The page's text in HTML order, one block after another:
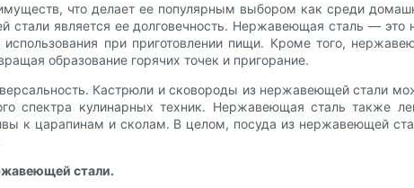
что делает ее популярным выбором как среди
является ее долговечность. Нержавеющая сталь — это
при приготовлении пищи. Кроме того,
образование горячих точек и пригорание.
Кастрюли и сковороды из нержавеющей стали
спектра кулинарных техник. Нержавеющая сталь также
к царапинам и сколам. В целом, посуда из нержавеющей
стали.